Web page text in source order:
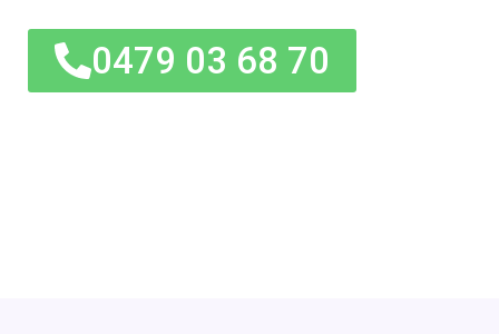
0479 03 68 70